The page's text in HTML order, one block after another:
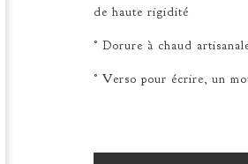
de haute rigidité
° Dorure à chaud
° Verso pour écrire, un